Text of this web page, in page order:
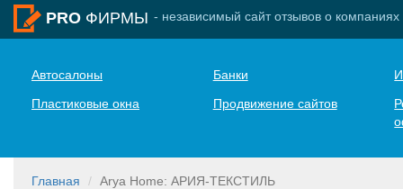
PRO ФИРМЫ - независимый сайт отзывов о компаниях
Автосалоны Банки
Пластиковые окна
Продвижение сайтов
Главная Arya Home: АРИЯ-ТЕКСТИЛЬ